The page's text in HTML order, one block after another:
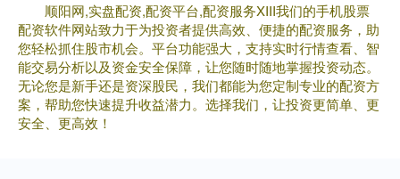
顺阳网,实盘配资,配资平台,配资服务XIII‌我们的手机股票
配资软件网站致力于为投资者提供高效、便捷的配资服务，助
您轻松抓住股市机会。平台功能强大，支持实时行情查看、智
能交易分析以及资金安全保障，让您随时随地掌握投资动态。
无论您是新手还是资深股民，我们都能为您定制专业的配资方
案，帮助您快速提升收益潜力。选择我们，让投资更简单、更
安全、更高效！